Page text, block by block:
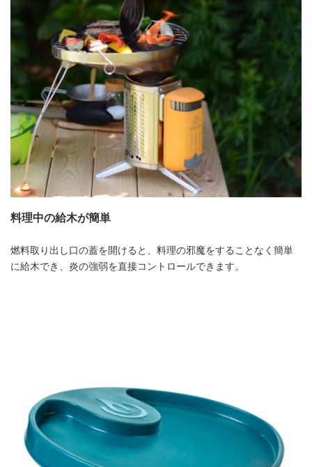
料理中の給木が簡単
燃料取り出し口の蓋を開けると、料理の邪魔をすることなく簡単
に給木でき、炎の強弱を直接コントロールできます。